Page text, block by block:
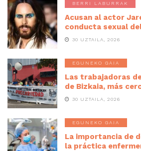
BERRI LABURRAK
Acusan al actor
conducta sexual
30 UZTAILA, 2026
EGUNEKO GAIA
Las trabajadoras
de Bizkaia, más
30 UZTAILA, 2026
EGUNEKO GAIA
La importancia de
la práctica